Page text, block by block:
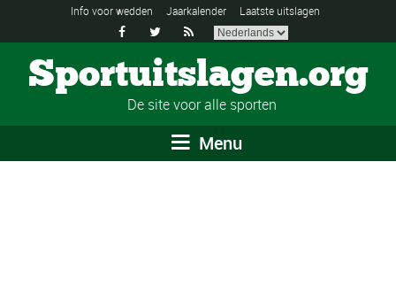
Info voor wedden Jaarkalender Laatste uitslagen
  
Sportuitslagen.org
De site voor alle sporten
Menu